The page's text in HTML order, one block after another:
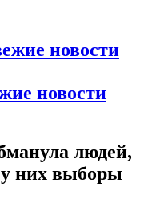
новости
людей,
у них выборы